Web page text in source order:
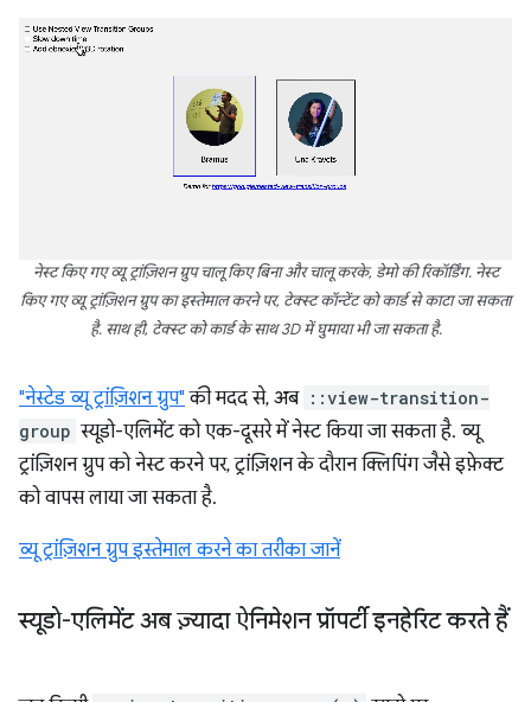
नेस्ट किए गए व्यू ट्रांज़िशन ग्रुप चालू किए बिना और चालू करके, डेमो की रिकॉर्डिंग. नेस्ट
किए गए व्यू ट्रांज़िशन ग्रुप का इस्तेमाल करने पर, टेक्स्ट कॉन्टेंट को कार्ड से काटा जा सकता
है. साथ ही, टेक्स्ट को कार्ड के साथ 3D में घुमाया भी जा सकता है.
"नेस्टेड व्यू ट्रांज़िशन ग्रुप" की मदद से, अब ::view-transition-
group स्यूडो-एलिमेंट को एक-दूसरे में नेस्ट किया जा सकता है. व्यू
ट्रांज़िशन ग्रुप को नेस्ट करने पर, ट्रांज़िशन के दौरान क्लिपिंग जैसे इफ़ेक्ट
को वापस लाया जा सकता है.
व्यू ट्रांज़िशन ग्रुप इस्तेमाल करने का तरीका जानें
स्यूडो-एलिमेंट अब ज़्यादा ऐनिमेशन प्रॉपर्टी इनहेरिट करते हैं